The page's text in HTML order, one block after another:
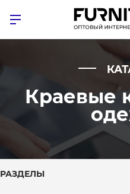
Краевые
РАЗДЕЛЫ